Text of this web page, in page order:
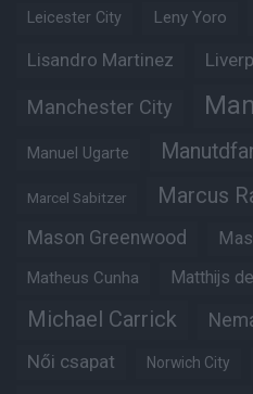
Leicester City Leny Yoro
Lisandro Martinez
Manchester City
Manuel Ugarte
Marcel Sabitzer Marcus
Mason Greenwood
Matheus Cunha Matthijs
Michael Carrick
Női csapat Norwich City